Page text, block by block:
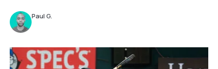
Paul G.